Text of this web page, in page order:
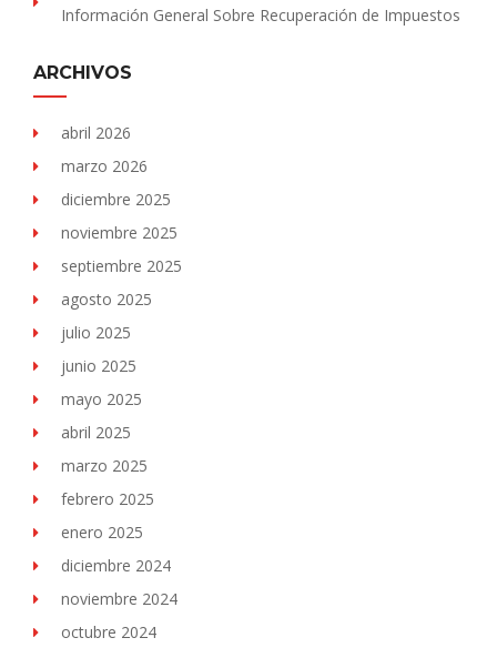
Información General Sobre Recuperación de Impuestos
ARCHIVOS
abril 2026
marzo 2026
diciembre 2025
noviembre 2025
septiembre 2025
agosto 2025
julio 2025
junio 2025
mayo 2025
abril 2025
marzo 2025
febrero 2025
enero 2025
diciembre 2024
noviembre 2024
octubre 2024